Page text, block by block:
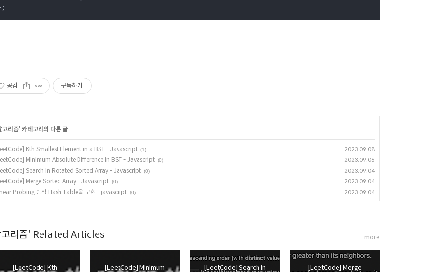
공감 구독하기
고리즘' 카테고리의 다른 글
Kth Smallest Element in a BST - Javascript (1) 2023.09.08
Minimum Absolute Difference in BST - Javascript (0) 2023.09.06
Search in Rotated Sorted Array - Javascript (0) 2023.09.04
Merge Sorted Array - Javascript (0) 2023.09.04
Probing 방식 Hash Table을 구현 - javascript (0) 2023.09.04
리즘' Related Articles
[LeetCode] Kth
[LeetCode] Minimum
[LeetCode] Search in
[LeetCode] Merge
more